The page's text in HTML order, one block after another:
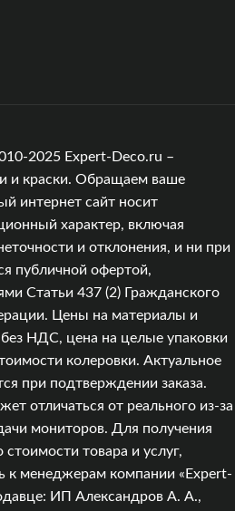
2025 Expert-Deco.ru –
и краски. Обращаем ваше
интернет сайт носит
характер, включая
и отклонения, и ни при
публичной офертой,
Статьи 437 (2) Гражданского
Цены на материалы и
НДС, цена на целые упаковки
колеровки. Актуальное
при подтверждении заказа.
отличаться от реального из‑за
мониторов. Для получения
товара и услуг,
к менеджерам компании «Expert-
ИП Александров А. А.,